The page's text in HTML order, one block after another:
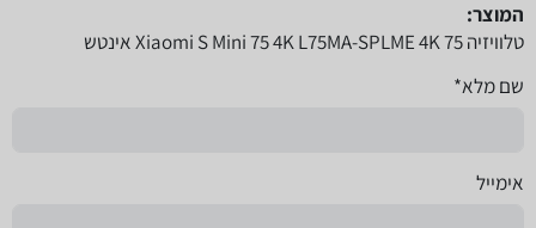
המוצר:
טלוויזיה Xiaomi S Mini 75 4K L75MA-SPLME 4K 75 אינטש
שם מלא*
אימייל